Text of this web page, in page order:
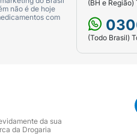
toda a extensão dos fios
pré-treino, pós-treino e
não é de hoje
com
(BH e
(Todo Brasil)
da sua
da Drogaria